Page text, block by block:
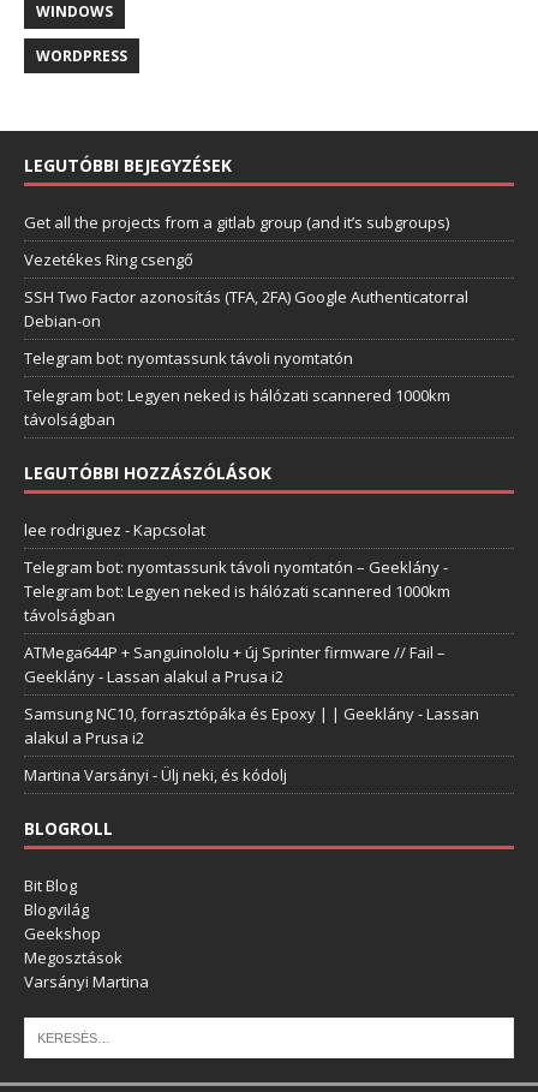
WINDOWS
WORDPRESS
LEGUTÓBBI BEJEGYZÉSEK
Get all the projects from a gitlab group (and it’s subgroups)
Vezetékes Ring csengő
SSH Two Factor azonosítás (TFA, 2FA) Google Authenticatorral
Debian-on
Telegram bot: nyomtassunk távoli nyomtatón
Telegram bot: Legyen neked is hálózati scannered 1000km
távolságban
LEGUTÓBBI HOZZÁSZÓLÁSOK
lee rodriguez -Kapcsolat
Telegram bot: nyomtassunk távoli nyomtatón – Geeklány-
Telegram bot: Legyen neked is hálózati scannered 1000km
távolságban
ATMega644P + Sanguinololu + új Sprinter firmware // Fail –
Geeklány-Lassan alakul a Prusa i2
Samsung NC10, forrasztópáka és Epoxy | | Geeklány-Lassan
alakul a Prusa i2
Martina Varsányi -Ülj neki, és kódolj
BLOGROLL
Bit Blog
Blogvilág
Geekshop
Megosztások
Varsányi Martina